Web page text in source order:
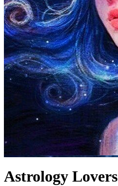
Astrology Lovers